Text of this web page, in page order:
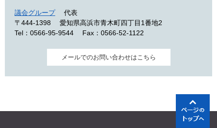
議会グループ
代表
〒444-1398
愛知県高浜市青木町四丁目1番地2
Tel：0566-95-9544
Fax：0566-52-1122
メールでのお問い合わせはこちら